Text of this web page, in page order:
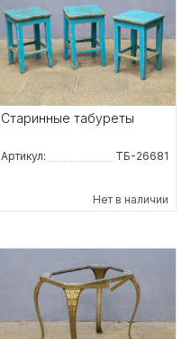
Старинные табуреты
Артикул: ТБ-26681
Нет в наличии